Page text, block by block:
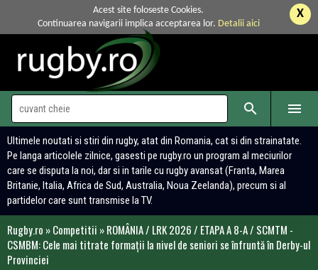
X
Acest site foloseste Cookies.
Continuarea navigarii implica acceptarea lor. Detalii aici
 
Ultimele noutati si stiri din rugby, atat din Romania, cat si din strainatate.
Pe langa articolele zilnice, gasesti pe rugby.ro un program al meciurilor
care se disputa la noi, dar si in tarile cu rugby avansat (Franta, Marea
Britanie, Italia, Africa de Sud, Australia, Noua Zeelanda), precum si al
partidelor care sunt transmise la TV.
Rugby.ro »Competitii »ROMÂNIA / LRK 2026 / ETAPA A 8-A / SCMTM -
CSMBM: Cele mai titrate formații la nivel de seniori se înfruntă în Derby-ul
Provinciei